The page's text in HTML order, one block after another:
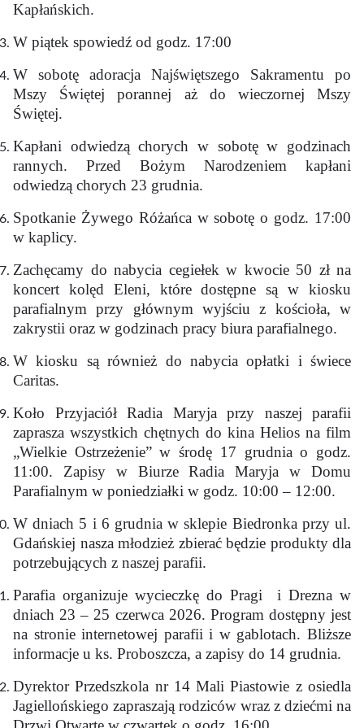
Kapłańskich.
W piątek spowiedź od godz. 17:00
W sobotę adoracja Najświętszego Sakramentu po
Mszy Świętej porannej aż do wieczornej Mszy
Świętej.
Kapłani odwiedzą chorych w sobotę w godzinach
rannych. Przed Bożym Narodzeniem kapłani
odwiedzą chorych 23 grudnia.
Spotkanie Żywego Różańca w sobotę o godz. 17:00
w kaplicy.
Zachęcamy do nabycia cegiełek w kwocie 50 zł na
koncert kolęd Eleni, które dostępne są w kiosku
parafialnym przy głównym wyjściu z kościoła, w
zakrystii oraz w godzinach pracy biura parafialnego.
W kiosku są również do nabycia opłatki i świece
Caritas.
Koło Przyjaciół Radia Maryja przy naszej parafii
zaprasza wszystkich chętnych do kina Helios na film
„Wielkie Ostrzeżenie” w środę 17 grudnia o godz.
11:00. Zapisy w Biurze Radia Maryja w Domu
Parafialnym w poniedziałki w godz. 10:00 – 12:00.
W dniach 5 i 6 grudnia w sklepie Biedronka przy ul.
Gdańskiej nasza młodzież zbierać będzie produkty dla
potrzebujących z naszej parafii.
Parafia organizuje wycieczkę do Pragi i Drezna w
dniach 23 – 25 czerwca 2026. Program dostępny jest
na stronie internetowej parafii i w gablotach. Bliższe
informacje u ks. Proboszcza, a zapisy do 14 grudnia.
Dyrektor Przedszkola nr 14 Mali Piastowie z osiedla
Jagiellońskiego zapraszają rodziców wraz z dziećmi na